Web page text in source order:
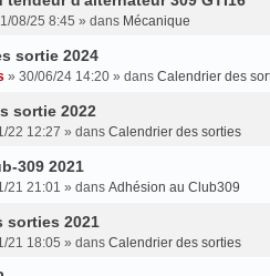
08/25 8:45 » dans Mécanique
sortie 2024
» 30/06/24 14:20 » dans Calendrier des
sortie 2022
22 12:27 » dans Calendrier des sorties
309 2021
21 21:01 » dans Adhésion au Club309
sorties 2021
21 18:05 » dans Calendrier des sorties